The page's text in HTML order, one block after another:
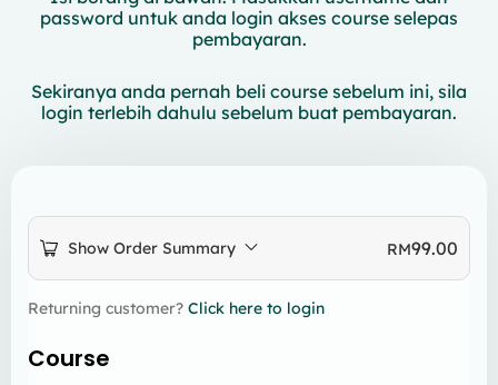
password untuk anda login akses course selepas
pembayaran.
Sekiranya anda pernah beli course sebelum ini, sila
login terlebih dahulu sebelum buat pembayaran.
Show Order Summary RM99.00
Returning customer? Click here to login
Course